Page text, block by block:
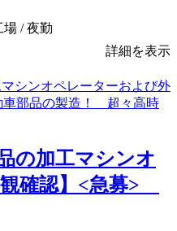
/ 夜勤
詳細を表示
の加工マシンオ
確認】<急募>